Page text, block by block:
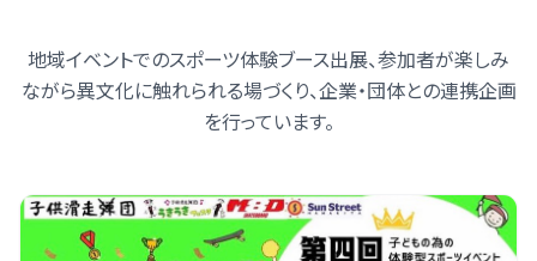
地域イベントでのスポーツ体験ブース出展、参加者が楽しみ
ながら異文化に触れられる場づくり、企業・団体との連携企画
を行っています。